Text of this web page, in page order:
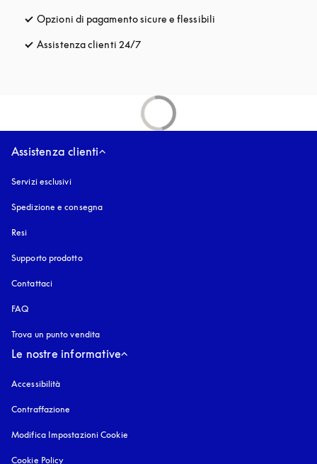
Opzioni di pagamento sicure e flessibili
Assistenza clienti 24/7
Assistenza clienti
Servizi esclusivi
Spedizione e consegna
Resi
Supporto prodotto
Contattaci
FAQ
Trova un punto vendita
Le nostre informative
Accessibilità
Contraffazione
Modifica Impostazioni Cookie
Cookie Policy